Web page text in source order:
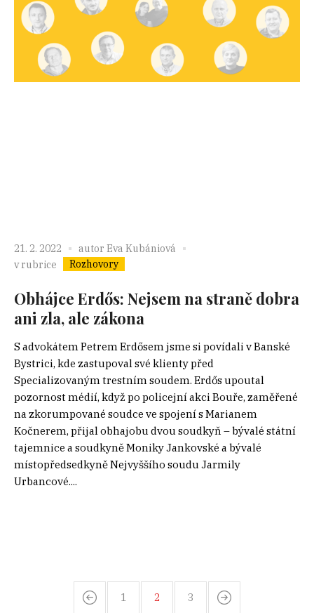
21. 2. 2022 autor Eva Kubániová
v rubrice
Rozhovory
Obhájce Erdős: Nejsem na straně dobra
ani zla, ale zákona
S advokátem Petrem Erdősem jsme si povídali v Banské
Bystrici, kde zastupoval své klienty před
Specializovaným trestním soudem. Erdős upoutal
pozornost médií, když po policejní akci Bouře, zaměřené
na zkorumpované soudce ve spojení s Marianem
Kočnerem, přijal obhajobu dvou soudkyň – bývalé státní
tajemnice a soudkyně Moniky Jankovské a bývalé
místopředsedkyně Nejvyššího soudu Jarmily
Urbancové....
1 2 3